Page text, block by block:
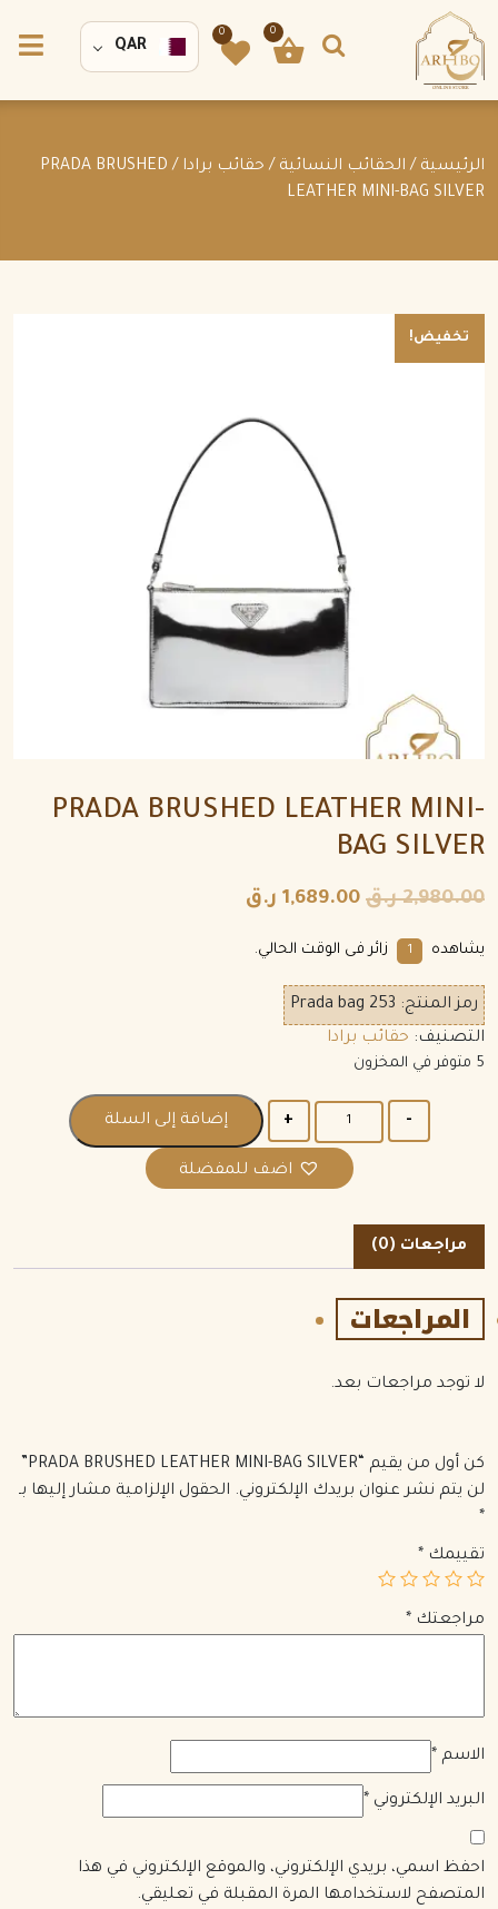
0
0
QAR
الرئيسية / الحقائب النسائية / حقائب برادا
/ PRADA BRUSHED
LEATHER MINI-BAG SILVER
تخفيض!
PRADA BRUSHED LEATHER MINI-
BAG SILVER
2,980.00 ر.ق 1,689.00 ر.ق
يشاهده 1 زائر فى الوقت الحالي.
رمز المنتج: Prada bag 253
التصنيف: حقائب برادا
5 متوفر في المخزون
إضافة إلى السلة
اضف للمفضلة
مراجعات (0)
المراجعات
لا توجد مراجعات بعد.
كن أول من يقيم “PRADA BRUSHED LEATHER MINI-BAG SILVER”
لن يتم نشر عنوان بريدك الإلكتروني. الحقول الإلزامية مشار إليها بـ
*
تقييمك *
مراجعتك *
الاسم *
البريد الإلكتروني *
احفظ اسمي، بريدي الإلكتروني، والموقع الإلكتروني في هذا
المتصفح لاستخدامها المرة المقبلة في تعليقي.